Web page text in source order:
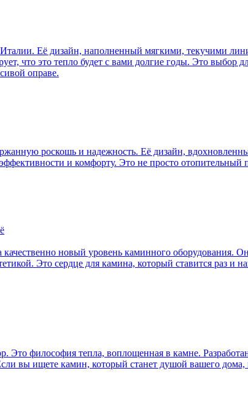
Её дизайн, наполненный мягкими, текучими
что это тепло будет с вами долгие годы. Это выбор
оправе.
роскошь и надежность. Её дизайн,
и комфорту. Это не просто
новый уровень каминного оборудования.
Это сердце для камина, который ставится раз и
философия тепла, воплощенная в камне.
вы ищете камин, который станет душой вашего